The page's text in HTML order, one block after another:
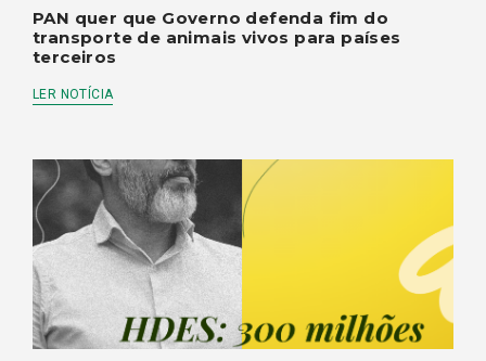
PAN quer que Governo defenda fim do
transporte de animais vivos para países
terceiros
LER NOTÍCIA